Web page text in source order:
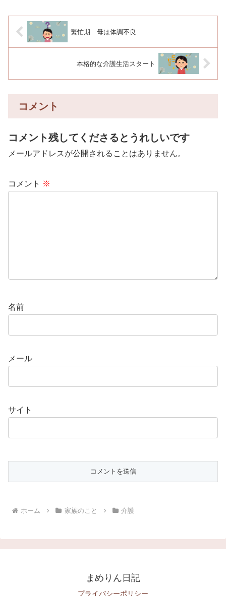
繁忙期 母は体調不良
本格的な介護生活スタート
コメント
コメント残してくださるとうれしいです
メールアドレスが公開されることはありません。
コメント ※
名前
メール
サイト
ホーム 家族のこと 介護
まめりん日記
プライバシーポリシー